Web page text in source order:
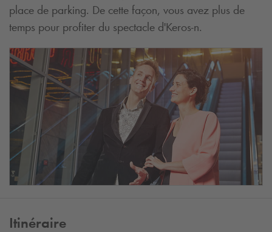
place de parking. De cette façon, vous avez plus de
temps pour profiter du spectacle d'Keros-n.
Itinéraire